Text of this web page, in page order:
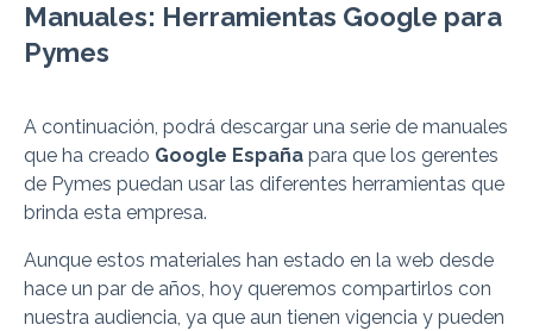
Manuales: Herramientas Google para
Pymes
A continuación, podrá descargar una serie de manuales
que ha creado Google España para que los gerentes
de Pymes puedan usar las diferentes herramientas que
brinda esta empresa.
Aunque estos materiales han estado en la web desde
hace un par de años, hoy queremos compartirlos con
nuestra audiencia, ya que aun tienen vigencia y pueden